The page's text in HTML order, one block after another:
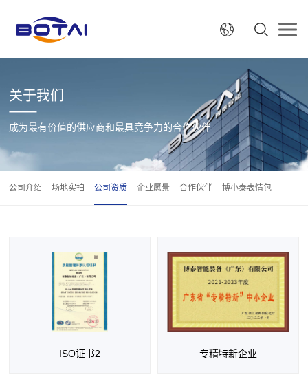
关于我们
成为最有价值的供应商和最具竞争力的合作伙伴
公司介绍 场地实拍 公司资质 企业愿景 合作伙伴 博小泰表情包
ISO证书2 专精特新企业